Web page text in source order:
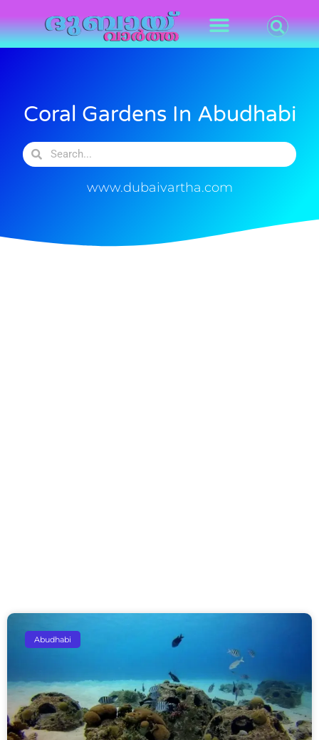
Coral Gardens In Abudhabi
www.dubaivartha.com
Abudhabi